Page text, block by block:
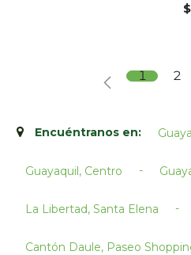
$
1 2
Encuéntranos en:
Guayaquil, Centro -
La Libertad, Santa Elena -
Cantón Daule, Paseo